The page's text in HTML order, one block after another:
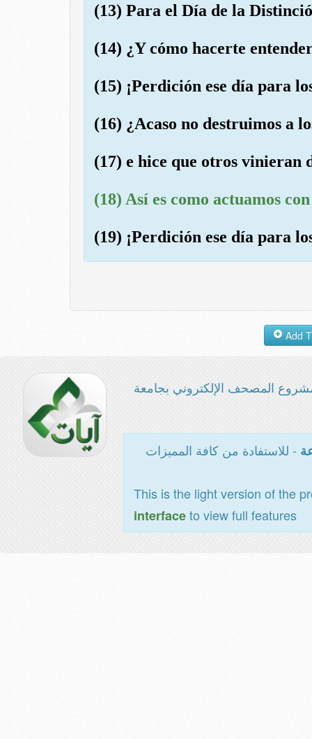
(13) Para el Día de la
(14) ¿Y cómo hacerte
(15) ¡Perdición ese día para
(16) ¿Acaso no destruimos a
(17) e hice que otros vinieran
(18) Así es como actuamos
(19) ¡Perdición ese día para
المصحف الإلكتروني بجامعة
- للاستفادة من كافة المميزات
This is the light version of the
interfaceto view full features